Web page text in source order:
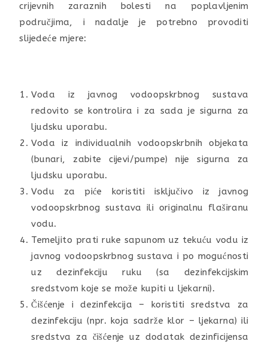
crijevnih zaraznih bolesti na poplavljenim
područjima, i nadalje je potrebno provoditi
slijedeće mjere:
Voda iz javnog vodoopskrbnog sustava
redovito se kontrolira i za sada je sigurna za
ljudsku uporabu.
Voda iz individualnih vodoopskrbnih objekata
(bunari, zabite cijevi/pumpe) nije sigurna za
ljudsku uporabu.
Vodu za piće koristiti isključivo iz javnog
vodoopskrbnog sustava ili originalnu flaširanu
vodu.
Temeljito prati ruke sapunom uz tekuću vodu iz
javnog vodoopskrbnog sustava i po mogućnosti
uz dezinfekciju ruku (sa dezinfekcijskim
sredstvom koje se može kupiti u ljekarni).
Čišćenje i dezinfekcija – koristiti sredstva za
dezinfekciju (npr. koja sadrže klor – ljekarna) ili
sredstva za čišćenje uz dodatak dezinficijensa